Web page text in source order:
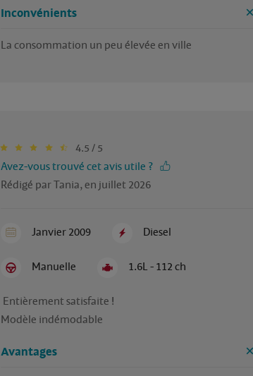
Inconvénients
La consommation un peu élevée en ville
4.5 / 5
Avez-vous trouvé cet avis utile ?
Rédigé par Tania, en juillet 2026
Janvier 2009 Diesel
Manuelle 1.6L - 112 ch
Modèle indémodable
Avantages